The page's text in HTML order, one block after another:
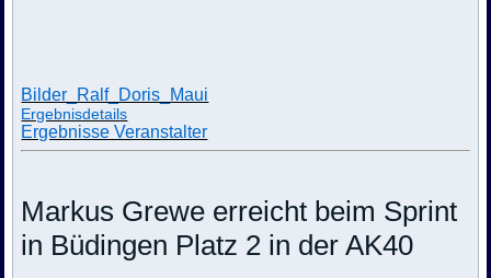
Bilder_Ralf_Doris_Maui
Ergebnisdetails
Ergebnisse Veranstalter
Markus Grewe erreicht beim Sprint
in Büdingen Platz 2 in der AK40